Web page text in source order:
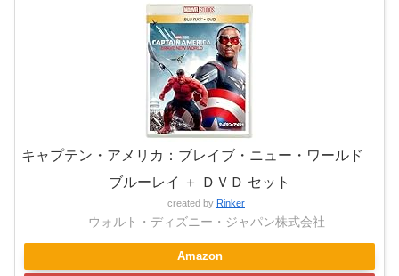
キャプテン・アメリカ：ブレイブ・ニュー・ワールド
ブルーレイ ＋ ＤＶＤ セット
created by Rinker
ウォルト・ディズニー・ジャパン株式会社
Amazon